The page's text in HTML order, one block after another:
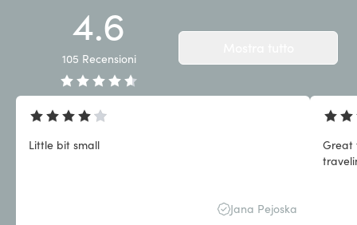
4.6
105 Recensioni
Little bit small
Jana Pejoska
Great